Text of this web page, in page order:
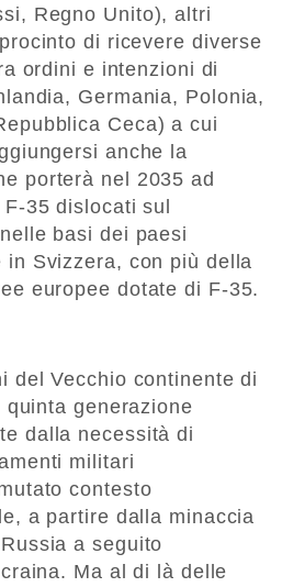
Regno Unito), altri
di ricevere diverse
ordini e intenzioni di
Germania, Polonia,
Ceca) a cui
anche la
porterà nel 2035 ad
35 dislocati sul
basi dei paesi
in Svizzera, con più della
europee dotate di F-35.
del Vecchio continente di
generazione
dalla necessità di
militari
contesto
a partire dalla minaccia
a seguito
Ma al di là delle